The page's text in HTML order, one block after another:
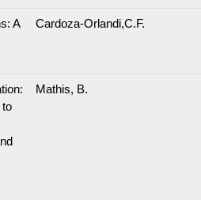
A
Cardoza-Orlandi,C.F.
Mathis, B.